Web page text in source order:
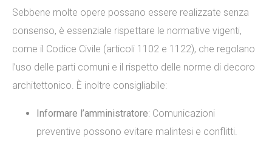
Sebbene molte opere possano essere realizzate senza
consenso, è essenziale rispettare le normative vigenti,
come il Codice Civile (articoli 1102 e 1122), che regolano
l’uso delle parti comuni e il rispetto delle norme di decoro
architettonico. È inoltre consigliabile:
Informare l’amministratore: Comunicazioni
preventive possono evitare malintesi e conflitti.